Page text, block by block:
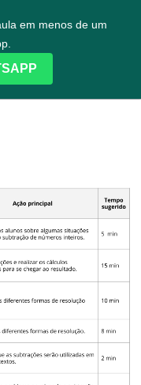
em menos de um